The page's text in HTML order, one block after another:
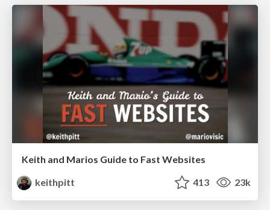
Keith and Marios Guide to Fast Websites
keithpitt
413 23k